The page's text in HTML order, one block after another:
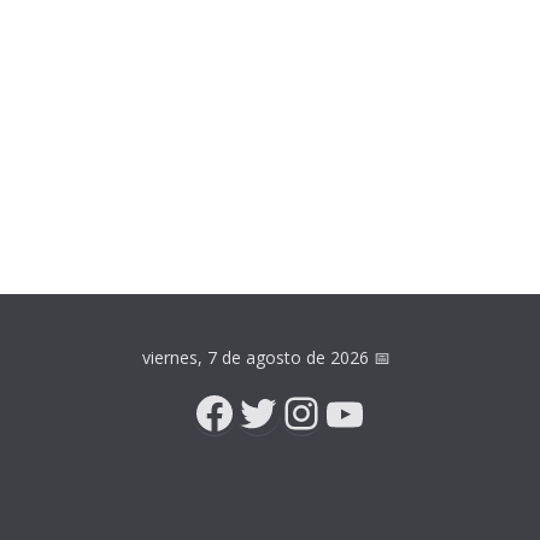
viernes, 7 de agosto de 2026 📅
Facebook
Twitter
Instagram
YouTube